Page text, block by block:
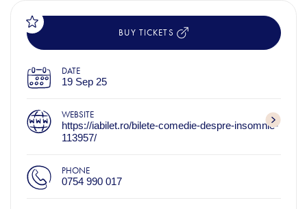
BUY TICKETS
DATE
19 Sep 25
WEBSITE
https://iabilet.ro/bilete-comedie-despre-insomnie-
113957/
PHONE
0754 990 017